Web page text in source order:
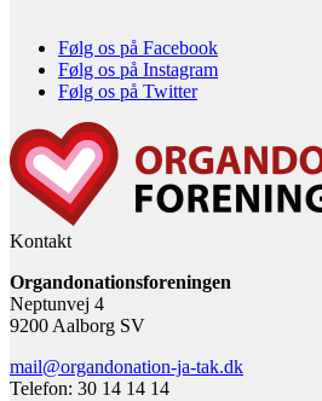
Følg os på Facebook
Følg os på Instagram
Følg os på Twitter
Kontakt
Organdonationsforeningen
Neptunvej 4
9200 Aalborg SV
mail@organdonation-ja-tak.dk
Telefon: 30 14 14 14